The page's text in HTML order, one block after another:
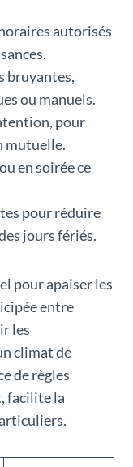
autorisés
bruyantes,
ou manuels.
pour
mutuelle.
en soirée ce
pour réduire
jours fériés.
pour apaiser les
entre
les
climat de
de règles
facilite la